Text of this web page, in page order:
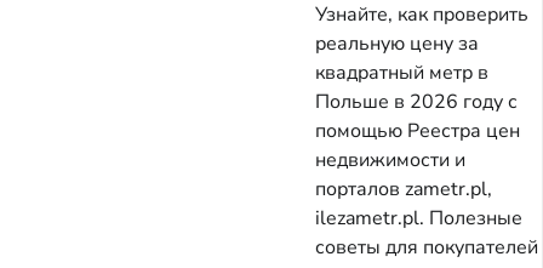
Узнайте, как проверить
реальную цену за
квадратный метр в
Польше в 2026 году с
помощью Реестра цен
недвижимости и
порталов zametr.pl,
ilezametr.pl. Полезные
советы для покупателей